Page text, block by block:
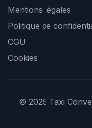
Mentions légales
Politique de
CGU
Cookies
© 2025 Taxi